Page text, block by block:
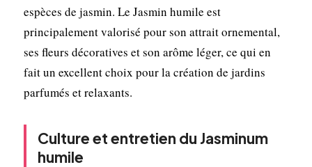
espèces de jasmin. Le Jasmin humile est
principalement valorisé pour son attrait ornemental,
ses fleurs décoratives et son arôme léger, ce qui en
fait un excellent choix pour la création de jardins
parfumés et relaxants.
Culture et entretien du Jasminum
humile